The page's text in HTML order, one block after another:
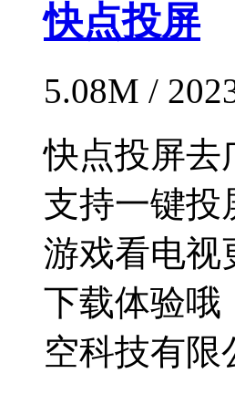
快点投屏
5.08M /
快点投屏去
支持一键投
游戏看电视
下载体验哦
空科技有限